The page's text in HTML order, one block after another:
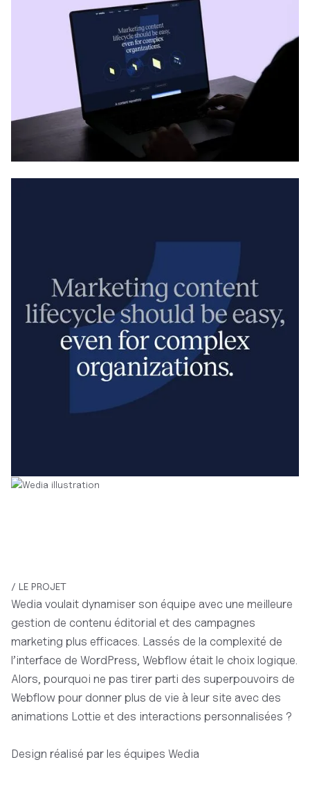
/ LE PROJET
Wedia voulait dynamiser son équipe avec une meilleure
gestion de contenu éditorial et des campagnes
marketing plus efficaces. Lassés de la complexité de
l’interface de WordPress, Webflow était le choix logique.
Alors, pourquoi ne pas tirer parti des superpouvoirs de
Webflow pour donner plus de vie à leur site avec des
animations Lottie et des interactions personnalisées ?
Design réalisé par les équipes Wedia